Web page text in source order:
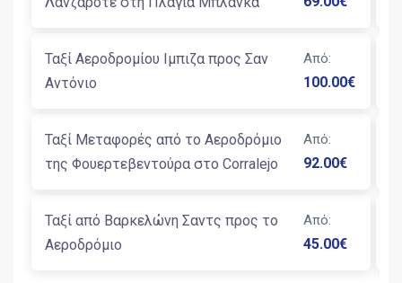
Ταξί Αεροδρομίου Ιμπιζα προς Σαν
Αντόνιο
Από:
100.00€
Ταξί Μεταφορές από το Αεροδρόμιο
της Φουερτεβεντούρα στο Corralejo
Από:
92.00€
Ταξί από Βαρκελώνη Σαντς προς το
Αεροδρόμιο
Από:
45.00€